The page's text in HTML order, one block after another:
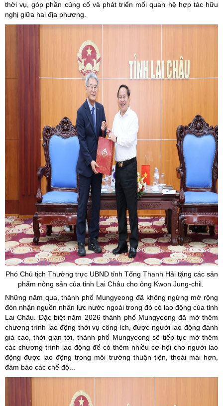
thời vụ, góp phần củng cố và phát triển mối quan hệ hợp tác hữu
nghị giữa hai địa phương.
Phó Chủ tịch Thường trực UBND tỉnh Tống Thanh Hải tặng các sản
phẩm nông sản của tỉnh Lai Châu cho ông Kwon Jung-chil.
Những năm qua, thành phố Mungyeong đã không ngừng mở rộng
đón nhận nguồn nhân lực nước ngoài trong đó có lao động của tỉnh
Lai Châu. Đặc biệt năm 2026 thành phố Mungyeong đã mở thêm
chương trình lao động thời vụ công ích, được người lao động đánh
giá cao, thời gian tới, thành phố Mungyeong sẽ tiếp tục mở thêm
các chương trình lao động để có thêm nhiều cơ hội cho người lao
động được lao động trong môi trường thuận tiện, thoải mái hơn,
đảm bảo các chế độ...